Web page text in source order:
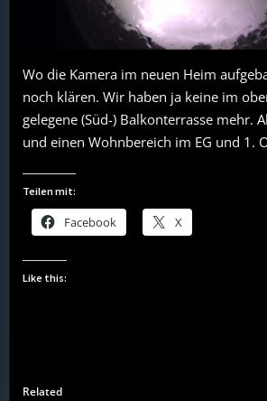
Wo die Kamera im neuen Heim
noch klären. Wir haben ja keine im
gelegene (Süd-) Balkonterrasse mehr.
und einen Wohnbereich im EG und 1.
Teilen mit:
Facebook X
Like this:
Related